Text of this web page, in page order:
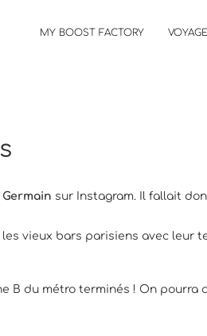
MY BOOST FACTORY
sur Instagram. Il fallait
vieux bars parisiens avec leur
du métro terminés ! On pourra